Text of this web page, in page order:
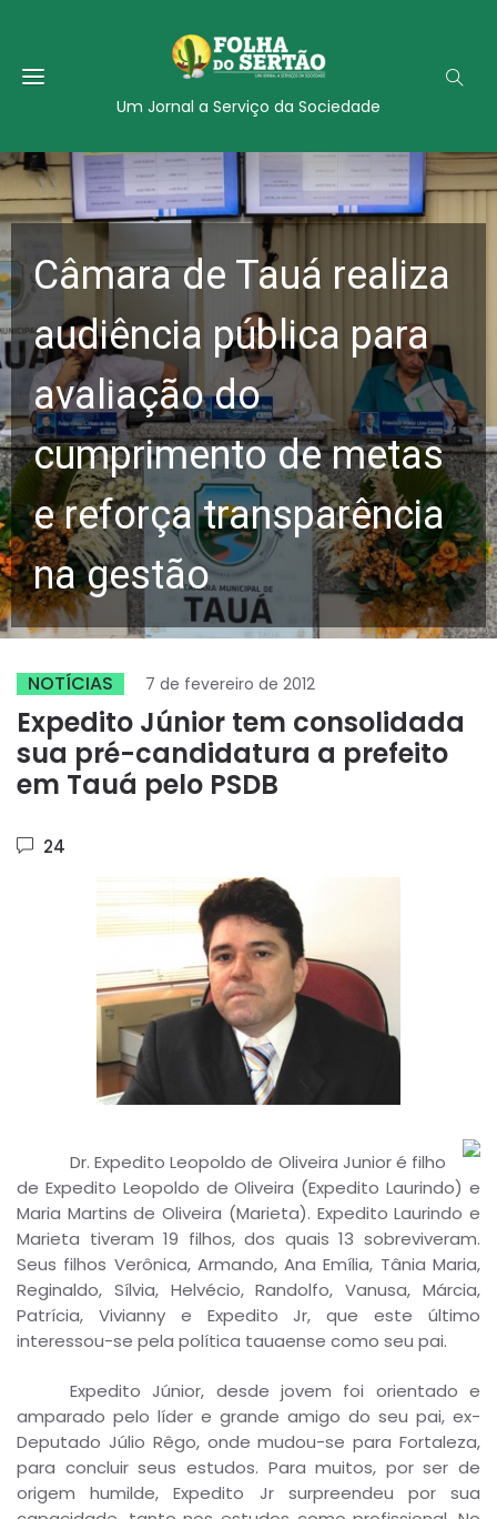
Um Jornal a Serviço da Sociedade
Câmara de Tauá realiza
audiência pública para
avaliação do
cumprimento de metas
e reforça transparência
na gestão
NOTÍCIAS 7 de fevereiro de 2012
Expedito Júnior tem consolidada
sua pré-candidatura a prefeito
em Tauá pelo PSDB
24
Dr. Expedito Leopoldo de Oliveira Junior é filho
de Expedito Leopoldo de Oliveira (Expedito Laurindo) e
Maria Martins de Oliveira (Marieta). Expedito Laurindo e
Marieta tiveram 19 filhos, dos quais 13 sobreviveram.
Seus filhos Verônica, Armando, Ana Emília, Tânia Maria,
Reginaldo, Sílvia, Helvécio, Randolfo, Vanusa, Márcia,
Patrícia, Vivianny e Expedito Jr, que este último
interessou-se pela política tauaense como seu pai.
Expedito Júnior, desde jovem foi orientado e
amparado pelo líder e grande amigo do seu pai, ex-
Deputado Júlio Rêgo, onde mudou-se para Fortaleza,
para concluir seus estudos. Para muitos, por ser de
origem humilde, Expedito Jr surpreendeu por sua